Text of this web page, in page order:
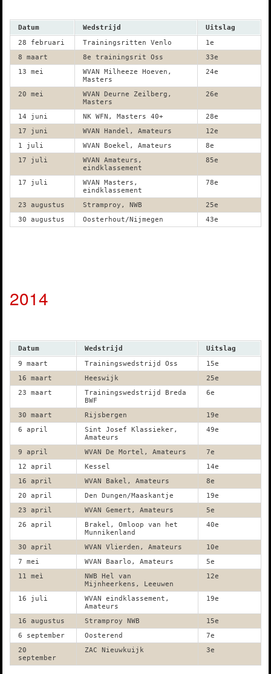
Datum Wedstrijd
Uitslag
28 februari
Trainingsritten Venlo
1e
8 maart
8e trainingsrit Oss
33e
13 mei
WVAN Milheeze Hoeven,
Masters
24e
20 mei
WVAN Deurne Zeilberg,
Masters
26e
14 juni NK WFN, Masters 40+
28e
17 juni
WVAN Handel, Amateurs
12e
1 juli
WVAN Boekel, Amateurs
8e
17 juli
WVAN Amateurs,
eindklassement
85e
17 juli
WVAN Masters,
eindklassement
78e
23 augustus Stramproy, NWB
25e
30 augustus
Oosterhout/Nijmegen 43e
2014
Datum Wedstrijd
Uitslag
9 maart
Trainingswedstrijd Oss
15e
16 maart
Heeswijk
25e
23 maart
Trainingswedstrijd Breda
BWF
6e
30 maart Rijsbergen
19e
6 april
Sint Josef Klassieker,
Amateurs
49e
9 april WVAN De Mortel, Amateurs
7e
12 april
Kessel
14e
16 april
WVAN Bakel, Amateurs
8e
20 april
Den Dungen/Maaskantje
19e
23 april
WVAN Gemert, Amateurs
5e
26 april
Brakel, Omloop van het
Munnikenland
40e
30 april WVAN Vlierden, Amateurs
10e
7 mei
WVAN Baarlo, Amateurs
5e
11 meì
NWB Hel van
Mijnheerkens, Leeuwen
12e
16 juli
WVAN eindklassement,
Amateurs
19e
16 augustus Stramproy NWB
15e
6 september
Oosterend
7e
20
september
ZAC Nieuwkuijk 3e